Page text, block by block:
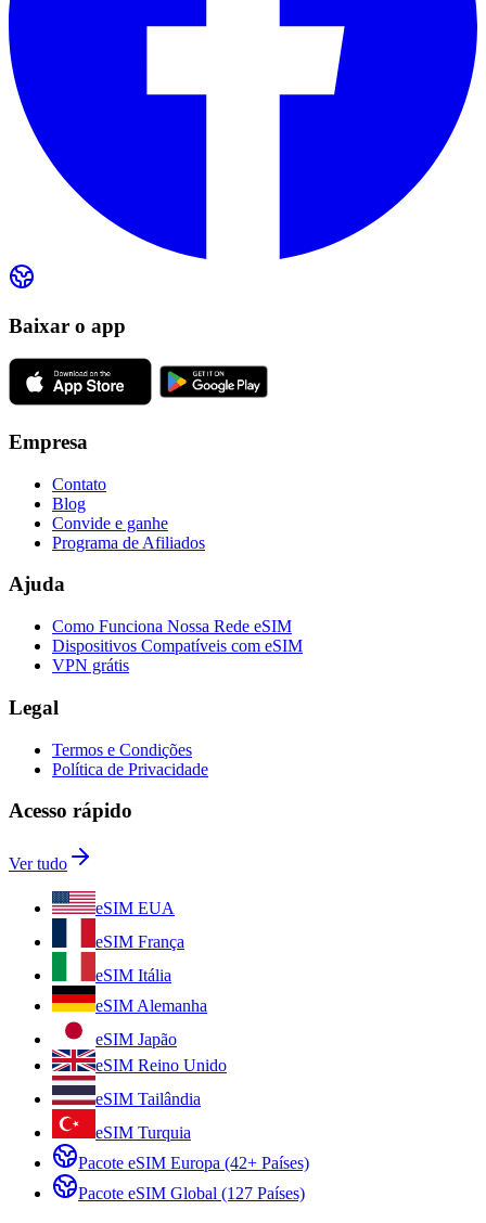
Baixar o app
Empresa
Contato
Blog
Convide e ganhe
Programa de Afiliados
Ajuda
Como Funciona Nossa Rede eSIM
Dispositivos Compatíveis com eSIM
VPN grátis
Legal
Termos e Condições
Política de Privacidade
Acesso rápido
Ver tudo
eSIM EUA
eSIM França
eSIM Itália
eSIM Alemanha
eSIM Japão
eSIM Reino Unido
eSIM Tailândia
eSIM Turquia
Pacote eSIM Europa (42+ Países)
Pacote eSIM Global (127 Países)